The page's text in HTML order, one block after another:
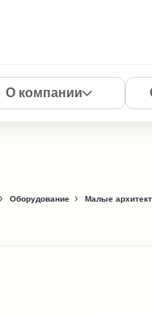
О компании
Оборудование Малые